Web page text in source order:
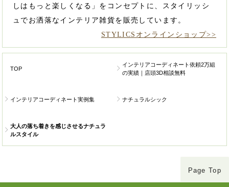
しはもっと楽しくなる」をコンセプトに、スタイリッシ
ュでお洒落なインテリア雑貨を販売しています。
STYLICSオンラインショップ>>
TOP
インテリアコーディネート依頼2万組
の実績｜店頭3D相談無料
インテリアコーディネート実例集 ナチュラルシック
大人の落ち着きを感じさせるナチュラ
ルスタイル
Page Top